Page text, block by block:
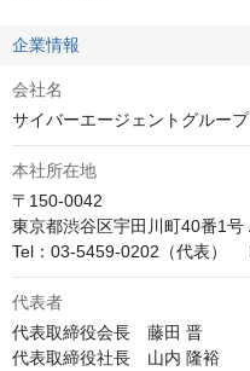
企業情報
会社名
サイバーエージェントグループ
本社所在地
〒150-0042
東京都渋谷区宇田川町40番1号
Tel：03-5459-0202（代表）
代表者
代表取締役会長　藤田 晋
代表取締役社長　山内 隆裕